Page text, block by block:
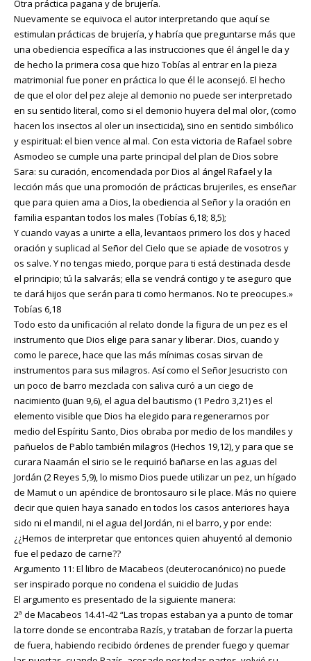
Otra práctica pagana y de brujería.
Nuevamente se equivoca el autor interpretando que aquí se
estimulan prácticas de brujería, y habría que preguntarse más que
una obediencia específica a las instrucciones que él ángel le da y
de hecho la primera cosa que hizo Tobías al entrar en la pieza
matrimonial fue poner en práctica lo que él le aconsejó. El hecho
de que el olor del pez aleje al demonio no puede ser interpretado
en su sentido literal, como si el demonio huyera del mal olor, (como
hacen los insectos al oler un insecticida), sino en sentido simbólico
y espiritual: el bien vence al mal. Con esta victoria de Rafael sobre
Asmodeo se cumple una parte principal del plan de Dios sobre
Sara: su curación, encomendada por Dios al ángel Rafael y la
lección más que una promoción de prácticas brujeriles, es enseñar
que para quien ama a Dios, la obediencia al Señor y la oración en
familia espantan todos los males (Tobías 6,18; 8,5);
Y cuando vayas a unirte a ella, levantaos primero los dos y haced
oración y suplicad al Señor del Cielo que se apiade de vosotros y
os salve. Y no tengas miedo, porque para ti está destinada desde
el principio; tú la salvarás; ella se vendrá contigo y te aseguro que
te dará hijos que serán para ti como hermanos. No te preocupes.»
Tobías 6,18
Todo esto da unificación al relato donde la figura de un pez es el
instrumento que Dios elige para sanar y liberar. Dios, cuando y
como le parece, hace que las más mínimas cosas sirvan de
instrumentos para sus milagros. Así como el Señor Jesucristo con
un poco de barro mezclada con saliva curó a un ciego de
nacimiento (Juan 9,6), el agua del bautismo (1 Pedro 3,21) es el
elemento visible que Dios ha elegido para regenerarnos por
medio del Espíritu Santo, Dios obraba por medio de los mandiles y
pañuelos de Pablo también milagros (Hechos 19,12), y para que se
curara Naamán el sirio se le requirió bañarse en las aguas del
Jordán (2 Reyes 5,9), lo mismo Dios puede utilizar un pez, un hígado
de Mamut o un apéndice de brontosauro si le place. Más no quiere
decir que quien haya sanado en todos los casos anteriores haya
sido ni el mandil, ni el agua del Jordán, ni el barro, y por ende:
¿¿Hemos de interpretar que entonces quien ahuyentó al demonio
fue el pedazo de carne??
Argumento 11: El libro de Macabeos (deuterocanónico) no puede
ser inspirado porque no condena el suicidio de Judas
El argumento es presentado de la siguiente manera:
2ª de Macabeos 14.41-42 “Las tropas estaban ya a punto de tomar
la torre donde se encontraba Razís, y trataban de forzar la puerta
de fuera, habiendo recibido órdenes de prender fuego y quemar